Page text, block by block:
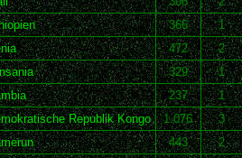
366
1
472
2
329
1
237
1
Republik Kongo 1.076
3
443
2